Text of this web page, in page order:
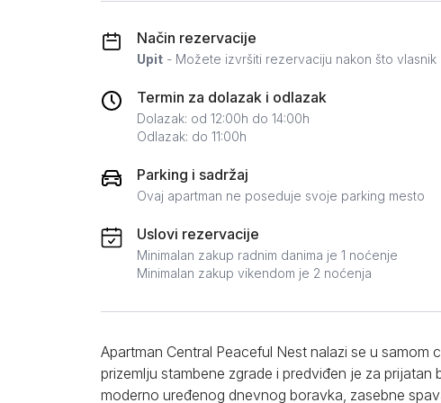
Način rezervacije
Upit - Možete izvršiti rezervaciju nakon što
Termin za dolazak i odlazak
Dolazak: od 12:00h do 14:00h
Odlazak: do 11:00h
Parking i sadržaj
Ovaj apartman ne poseduje svoje parking mesto
Uslovi rezervacije
Minimalan zakup radnim danima je 1 noćenje
Minimalan zakup vikendom je 2 noćenja
Apartman Central Peaceful Nest nalazi se u samom
prizemlju stambene zgrade i predviđen je za
moderno uređenog dnevnog boravka, zasebne